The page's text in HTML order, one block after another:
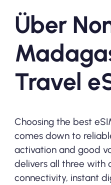
Über
Travel
Choosing the best
comes down to
activation and good
delivers all three with
connectivity, instant